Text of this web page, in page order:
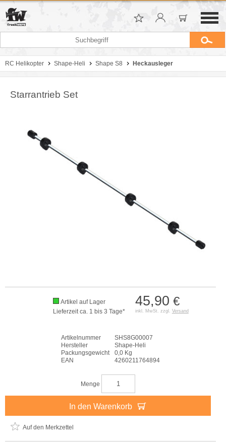
RC Helikopter Shape-Heli Shape S8 Heckausleger
Starrantrieb Set
45,90 €
inkl. MwSt. zzgl. Versand
Artikel auf Lager
Lieferzeit ca. 1 bis 3 Tage*
Artikelnummer
SHS8G00007
Hersteller
Shape-Heli
Packungsgewicht
0,0 Kg
EAN
4260211764894
Menge
In den Warenkorb
Auf den Merkzettel